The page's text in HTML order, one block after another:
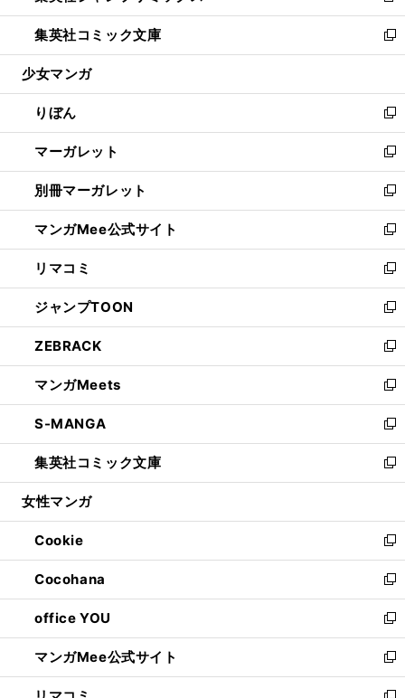
開
く
ウ
で
開
ン
ド
ウ
開
く
ウ
ィ
ン
ウ
で
開
く
し
い
ウ
ン
ド
ウ
で
開
く
集英社コミック文庫
新
し
ウ
ィ
ン
ド
ウ
で
開
く
少女マンガ
りぼん
新
し
い
ウ
ィ
ン
ド
ウ
で
開
く
マーガレット
新
し
い
ウ
ィ
ン
ド
ウ
で
開
く
別冊マーガレット
新
し
い
ウ
ィ
ン
ド
ウ
で
開
く
マンガMee公式サイト
新
し
い
ウ
ィ
ン
ド
ウ
で
開
く
リマコミ
新
し
い
ウ
ィ
ン
ド
ウ
で
開
く
ジャンプTOON
新
し
い
ウ
ィ
ン
ド
ウ
で
開
ZEBRACK
新
し
い
ウ
ィ
ン
ド
ウ
開
く
マンガMeets
新
し
い
ウ
ィ
ン
ウ
で
開
く
S-MANGA
新
し
い
ウ
ン
ド
ウ
で
開
く
集英社コミック文庫
新
し
ウ
ィ
ン
ド
ウ
で
開
く
女性マンガ
Cookie
新
し
い
ウ
ィ
ン
ド
ウ
Cocohana
新
し
い
ウ
ィ
ン
office YOU
新
し
い
ウ
マンガMee公式サイト
新
し